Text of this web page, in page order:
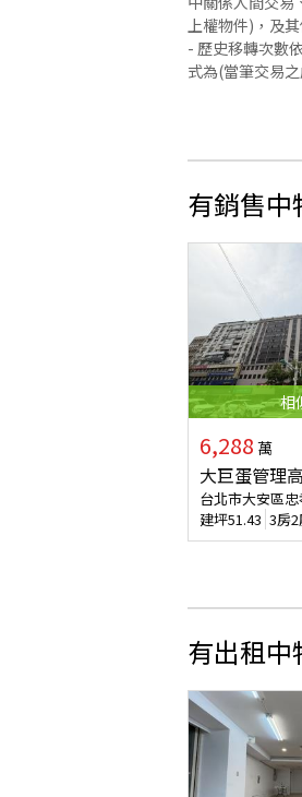
上權物件)，及
- 歷史移轉次數
式為(當筆交易
有銷售中
相
6,288 萬
大巨蛋管理
台北市大安區
建坪51.43 3房
有出租中